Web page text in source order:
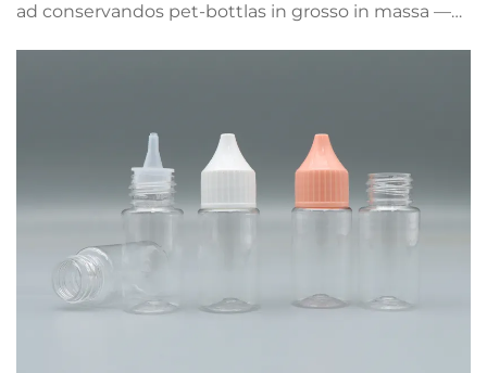
ad conservandos pet-bottlas in grosso in massa —